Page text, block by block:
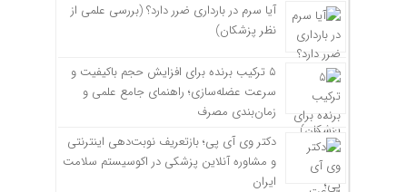
آیا سرم در بارداری ضرر دارد؟ (بررسی علمی از
نظر پزشکان)
۵ ترکیب برنده برای افزایش حجم باکیفیت و
سرعت عضله‌سازی؛ راهنمای جامع علمی و
زمان‌بندی مصرف
دکتر وی آی پی؛ بازتعریف نوبت‌دهی اینترنتی
و مشاوره آنلاین پزشکی در اکوسیستم سلامت
ایران